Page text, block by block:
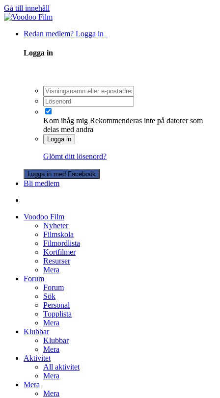
Gå till innehåll
Redan medlem? Logga in
Logga in
Kom ihåg mig Rekommenderas inte på datorer som
delas med andra
Logga in
Glömt ditt lösenord?
Logga in med Facebook
Bli medlem
Voodoo Film
Nyheter
Filmskola
Filmordlista
Kortfilmer
Resurser
Mera
Forum
Forum
Sök
Personal
Topplista
Mera
Klubbar
Klubbar
Mera
Aktivitet
All aktivitet
Mera
Mera
Mera